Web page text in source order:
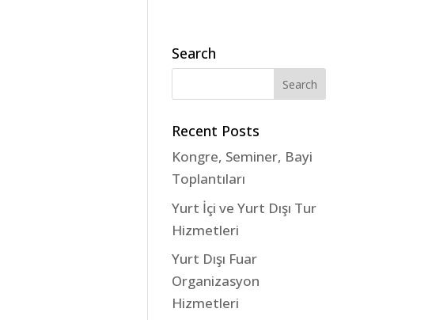
Search
Recent Posts
Kongre, Seminer, Bayi
Toplantıları
Yurt İçi ve Yurt Dışı Tur
Hizmetleri
Yurt Dışı Fuar
Organizasyon
Hizmetleri